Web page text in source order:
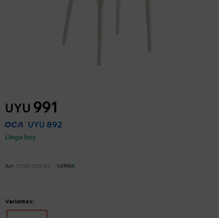
UYU 991
UYU 892
Llega hoy
TOM-002-BL
Variantes: